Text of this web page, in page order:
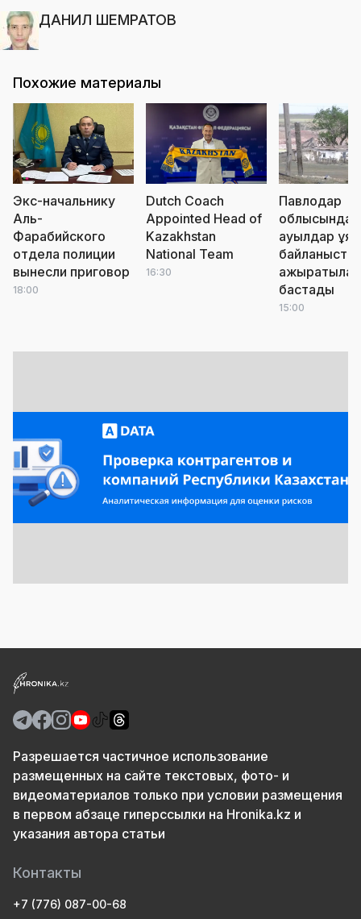
ДАНИЛ ШЕМРАТОВ
Похожие материалы
Экс-начальнику
Аль-
Фарабийского
отдела полиции
вынесли приговор
18:00
Dutch Coach
Appointed Head of
Kazakhstan
National Team
16:30
Павлодар
облысында
ауылдар
байланыстан
ажыратыла
бастады
15:00
Разрешается частичное использование
размещенных на сайте текстовых, фото- и
видеоматериалов только при условии размещения
в первом абзаце гиперссылки на Hronika.kz и
указания автора статьи
Контакты
+7 (776) 087-00-68